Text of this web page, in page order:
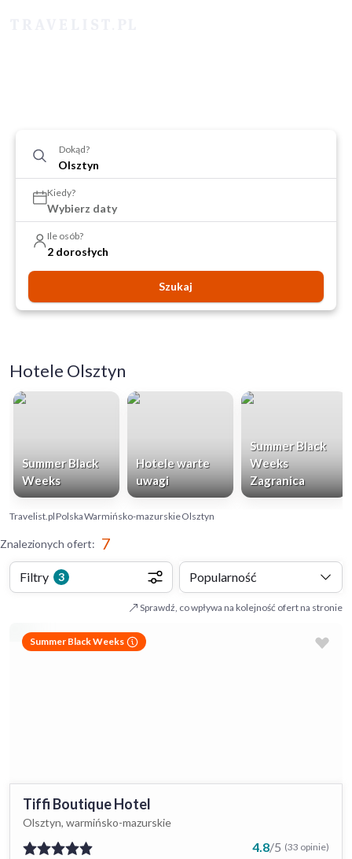
Dokąd?
Kiedy?
Wybierz daty
Ile osób?
2 dorosłych
Szukaj
Hotele Olsztyn
Summer Black
Weeks
Hotele warte
uwagi
Summer Black
Weeks
Zagranica
Travelist.plPolskaWarmińsko-mazurskieOlsztyn
Znalezionych ofert: 7
Filtry 3 Popularność
Sprawdź, co wpływa na kolejność ofert na stronie
Summer Black Weeks
Tiffi Boutique Hotel
Olsztyn, warmińsko-mazurskie
4.8/5 (33 opinie)